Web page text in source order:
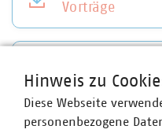
Vorträge
Bildergalerie
Hinweis zu
Diese Webseite
personenbezogene